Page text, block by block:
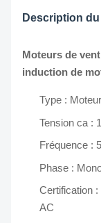
Description
Moteurs de
induction de
Type :
Tension ca :
Fréquence :
Phase :
Certification
AC